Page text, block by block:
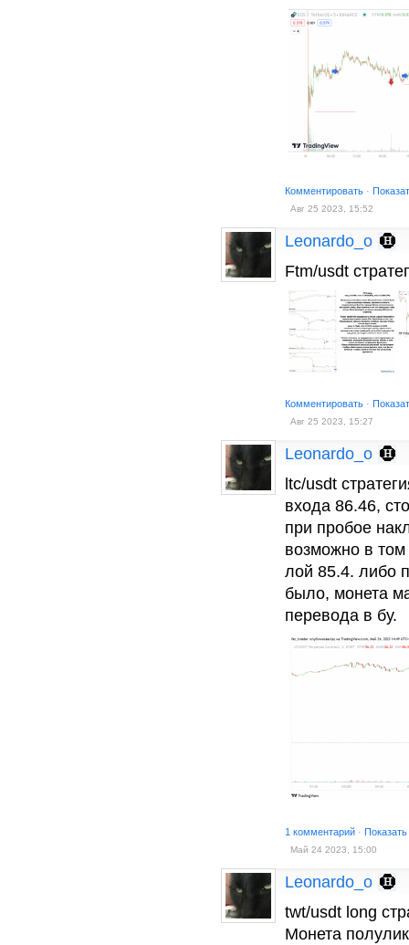
Комментировать ·
Авг 25 2023, 15:52
Leonardo_o
Ftm/usdt
Комментировать ·
Авг 25 2023, 15:27
Leonardo_o
ltc/usdt
входа 86.46,
при пробое
возможно в
лой 85.4. либо
было, монета
перевода в бу.
1 комментарий ·
Май 24 2023, 15:00
Leonardo_o
twt/usdt long
Монета